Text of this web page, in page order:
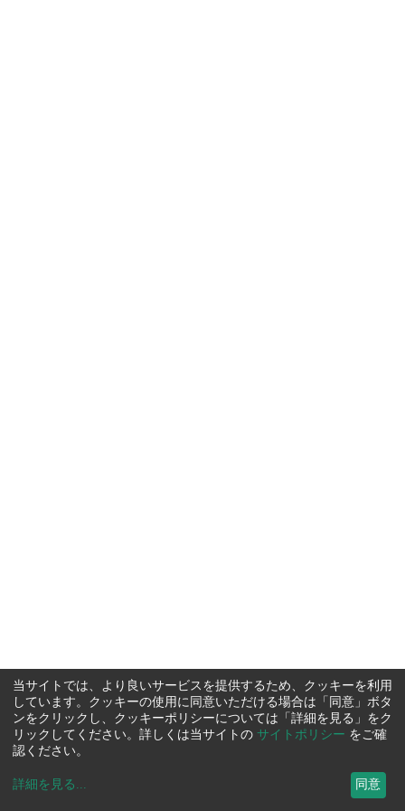
当サイトでは、より良いサービスを提供するため、クッキーを利用
しています。クッキーの使用に同意いただける場合は「同意」ボタ
ンをクリックし、クッキーポリシーについては「詳細を見る」をク
リックしてください。詳しくは当サイトの サイトポリシー をご確
認ください。
詳細を見る ... 同意